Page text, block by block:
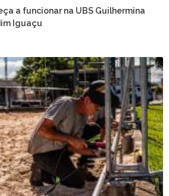
a funcionar na UBS Guilhermina
Iguaçu